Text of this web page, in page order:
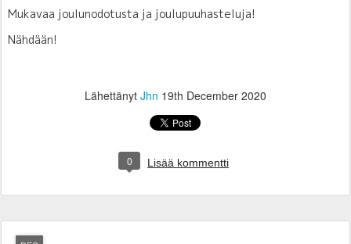
Mukavaa joulunodotusta ja joulupuuhasteluja!
Nähdään!
Lähettänyt Jhn 19th December 2020
0 Lisää kommentti